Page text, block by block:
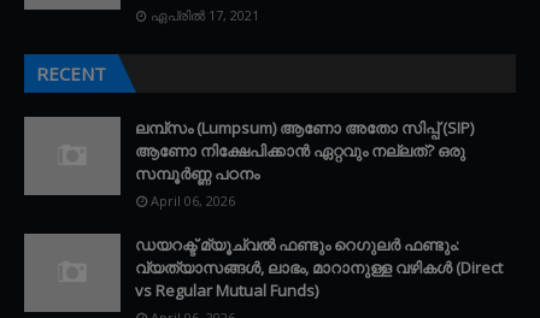
ഏപ്രിൽ 17, 2021
RECENT
ലമ്പ്സം (Lumpsum) ആണോ അതോ സിപ്പ് (SIP)
ആണോ നിക്ഷേപിക്കാൻ ഏറ്റവും നല്ലത്? ഒരു
സമ്പൂർണ്ണ പഠനം
April 06, 2026
ഡയറക്ട് മ്യൂച്വൽ ഫണ്ടും റെഗുലർ ഫണ്ടും:
വ്യത്യാസങ്ങൾ, ലാഭം, മാറാനുള്ള വഴികൾ (Direct
vs Regular Mutual Funds)